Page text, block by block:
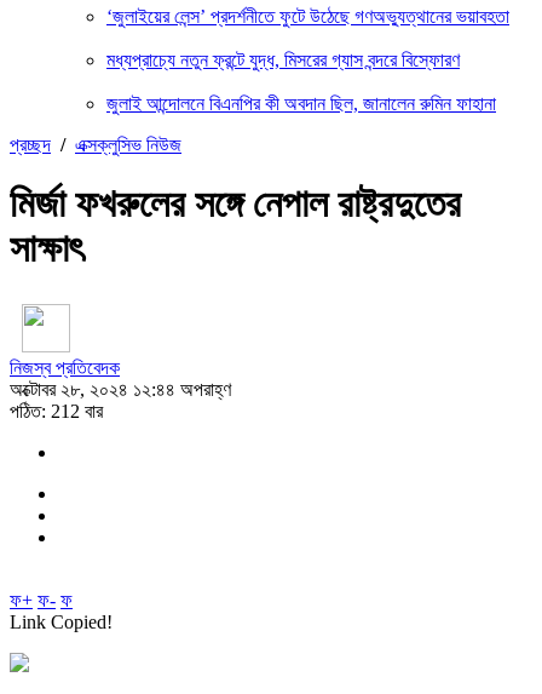
‘জুলাইয়ের লেন্স’ প্রদর্শনীতে ফুটে উঠেছে গণঅভ্যুত্থানের ভয়াবহতা
মধ্যপ্রাচ্যে নতুন ফ্রন্টে যুদ্ধ, মিসরের গ্যাস বন্দরে বিস্ফোরণ
জুলাই আন্দোলনে বিএনপির কী অবদান ছিল, জানালেন রুমিন ফাহানা
প্রচ্ছদ / এক্সক্লুসিভ নিউজ
মির্জা ফখরুলের সঙ্গে নেপাল রাষ্ট্রদুতের
সাক্ষাৎ
নিজস্ব প্রতিবেদক
অক্টোবর ২৮, ২০২৪ ১২:৪৪ অপরাহ্ণ
পঠিত: 212 বার
ফ+ ফ- ফ
Link Copied!